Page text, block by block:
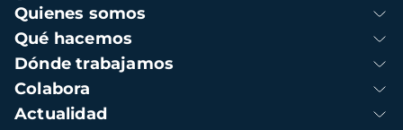
Navegación
principal
Quienes somos
Qué hacemos
Dónde trabajamos
Colabora
Actualidad